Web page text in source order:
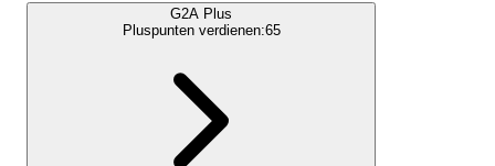
G2A Plus
Pluspunten verdienen:65